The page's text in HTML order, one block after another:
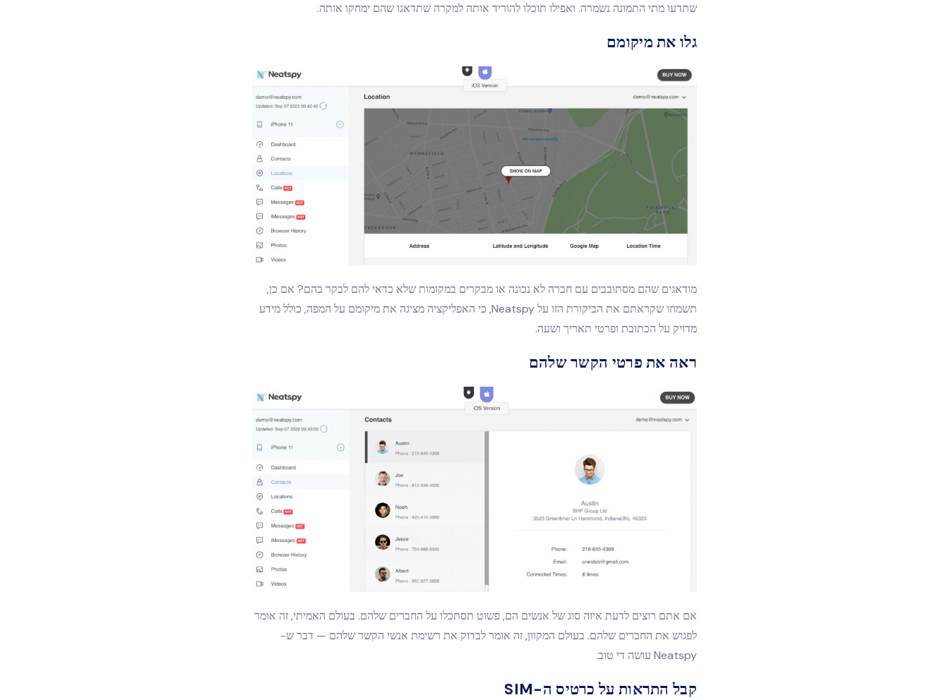
שתדעו מתי התמונה נשמרה. ואפילו תוכלו להוריד אותה למקרה שתדאגו שהם ימחקו אותה.
גלו את מיקומם
מודאגים שהם מסתובבים עם חברה לא נכונה או מבקרים במקומות שלא כדאי להם לבקר בהם? אם כן,
תשמחו שקראתם את הביקורת הזו על Neatspy, כי האפליקציה מציגה את מיקומם על המפה, כולל מידע
מדויק על הכתובת ופרטי תאריך ושעה.
ראה את פרטי הקשר שלהם
אם אתם רוצים לדעת איזה סוג של אנשים הם, פשוט תסתכלו על החברים שלהם. בעולם האמיתי, זה אומר
לפגוש את החברים שלהם. בעולם המקוון, זה אומר לבדוק את רשימת אנשי הקשר שלהם — דבר ש-
Neatspy עושה די טוב.
קבל התראות על כרטיס ה-SIM